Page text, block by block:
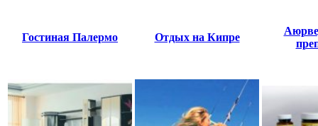
Гостиная Палермо Отдых на Кипре